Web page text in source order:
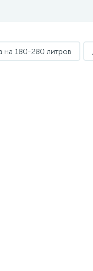
на 180-280 литров